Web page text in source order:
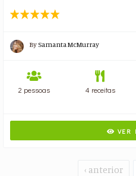
BySamanta McMurray
2 pessoas 4 receitas
VER
‹ anterior